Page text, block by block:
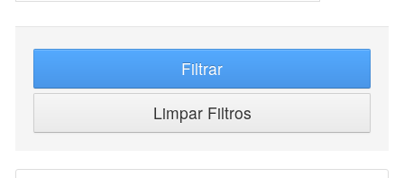
Filtrar
Limpar Filtros